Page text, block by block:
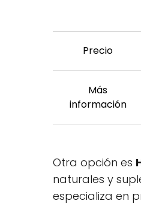
Precio
Más
información
Otra opción es
naturales y
especializa en